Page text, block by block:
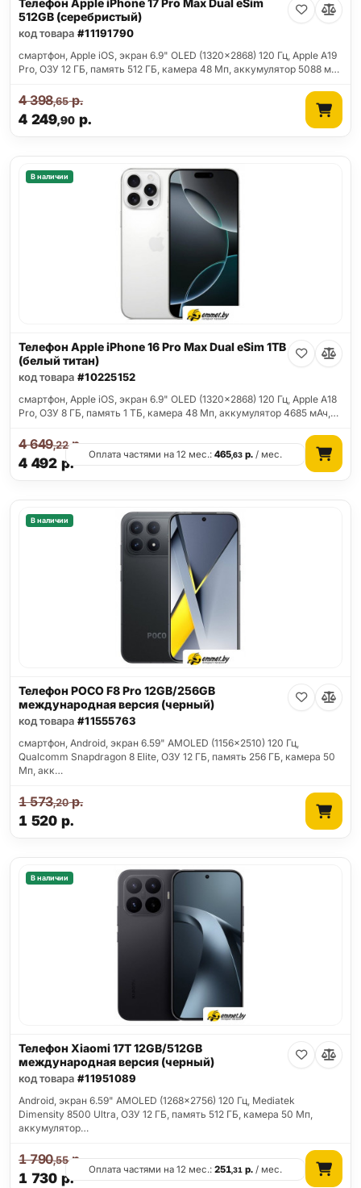
Телефон Apple iPhone 17 Pro Max Dual eSim
512GB (серебристый)
код товара #11191790
смартфон, Apple iOS, экран 6.9" OLED (1320x2868) 120 Гц, Apple A19
Pro, ОЗУ 12 ГБ, память 512 ГБ, камера 48 Мп, аккумулятор 5088 м…
4 249,90 р.
4 398,65р.
В наличии
Телефон Apple iPhone 16 Pro Max Dual eSim 1TB
(белый титан)
код товара #10225152
смартфон, Apple iOS, экран 6.9" OLED (1320x2868) 120 Гц, Apple A18
Pro, ОЗУ 8 ГБ, память 1 ТБ, камера 48 Мп, аккумулятор 4685 мАч,…
4 492 р.
4 649,22р.
Оплата частями на 12 мес.:465,63 р. / мес.
В наличии
Телефон POCO F8 Pro 12GB/256GB
международная версия (черный)
код товара #11555763
смартфон, Android, экран 6.59" AMOLED (1156x2510) 120 Гц,
Qualcomm Snapdragon 8 Elite, ОЗУ 12 ГБ, память 256 ГБ, камера 50
Мп, акк…
1 520 р.
1 573,20р.
В наличии
Телефон Xiaomi 17T 12GB/512GB
международная версия (черный)
код товара #11951089
Android, экран 6.59" AMOLED (1268x2756) 120 Гц, Mediatek
Dimensity 8500 Ultra, ОЗУ 12 ГБ, память 512 ГБ, камера 50 Мп,
аккумулятор…
1 730 р.
1 790,55р.
Оплата частями на 12 мес.:251,31 р. / мес.